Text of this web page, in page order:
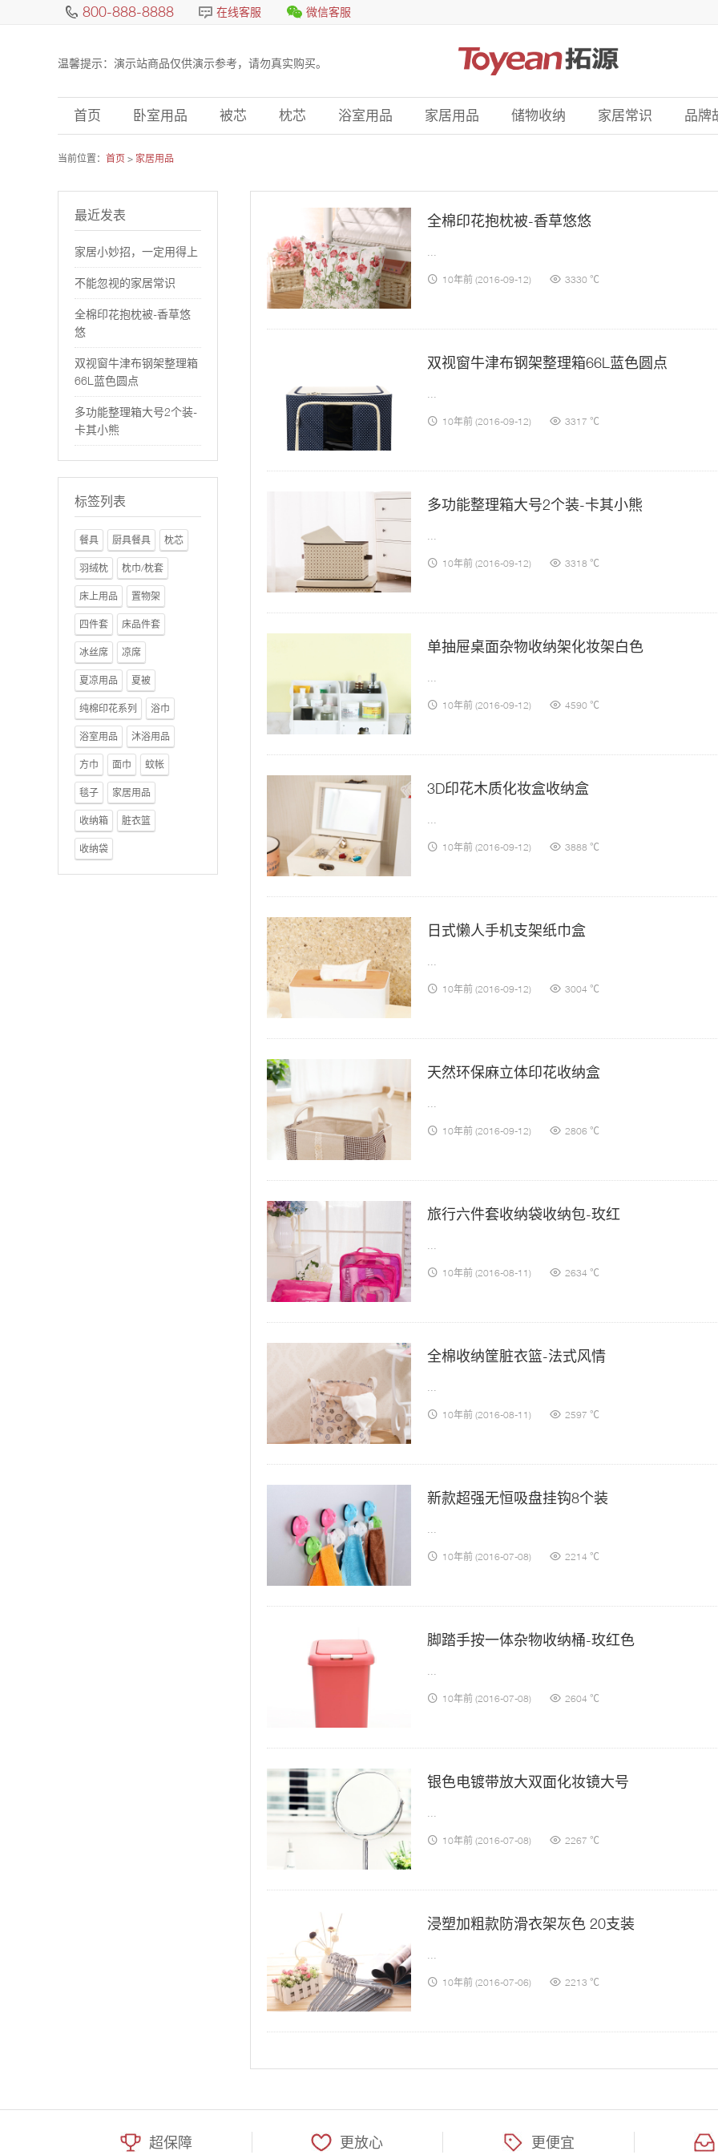
800-888-8888 在线客服 微信客服
温馨提示：演示站商品仅供演示参考，请勿真实购买。
首页 卧室用品 被芯 枕芯 浴室用品 家居用品 储物收纳 家居常识 品牌
当前位置： 首页 > 家居用品
最近发表
家居小妙招，一定用得上
不能忽视的家居常识
全棉印花抱枕被-香草悠
悠
双视窗牛津布钢架整理箱
66L蓝色圆点
多功能整理箱大号2个装-
卡其小熊
标签列表
餐具 厨具餐具 枕芯
羽绒枕 枕巾/枕套
床上用品 置物架
四件套 床品件套
冰丝席 凉席
夏凉用品 夏被
纯棉印花系列 浴巾
浴室用品 沐浴用品
方巾 面巾 蚊帐
毯子 家居用品
收纳箱 脏衣篮
收纳袋
全棉印花抱枕被-香草悠悠
10年前 (2016-09-12) 3330 ℃
双视窗牛津布钢架整理箱66L蓝色圆点
10年前 (2016-09-12) 3317 ℃
多功能整理箱大号2个装-卡其小熊
10年前 (2016-09-12) 3318 ℃
单抽屉桌面杂物收纳架化妆架白色
10年前 (2016-09-12) 4590 ℃
3D印花木质化妆盒收纳盒
10年前 (2016-09-12) 3888 ℃
日式懒人手机支架纸巾盒
10年前 (2016-09-12) 3004 ℃
天然环保麻立体印花收纳盒
10年前 (2016-09-12) 2806 ℃
旅行六件套收纳袋收纳包-玫红
10年前 (2016-08-11) 2634 ℃
全棉收纳筐脏衣篮-法式风情
10年前 (2016-08-11) 2597 ℃
新款超强无恒吸盘挂钩8个装
10年前 (2016-07-08) 2214 ℃
脚踏手按一体杂物收纳桶-玫红色
10年前 (2016-07-08) 2604 ℃
银色电镀带放大双面化妆镜大号
10年前 (2016-07-08) 2267 ℃
浸塑加粗款防滑衣架灰色 20支装
10年前 (2016-07-06) 2213 ℃
超保障 更放心 更便宜